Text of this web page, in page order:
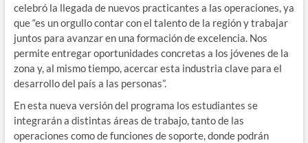
celebró la llegada de nuevos practicantes a las operaciones, ya
que “es un orgullo contar con el talento de la región y trabajar
juntos para avanzar en una formación de excelencia. Nos
permite entregar oportunidades concretas a los jóvenes de la
zona y, al mismo tiempo, acercar esta industria clave para el
desarrollo del país a las personas”.
En esta nueva versión del programa los estudiantes se
integrarán a distintas áreas de trabajo, tanto de las
operaciones como de funciones de soporte, donde podrán